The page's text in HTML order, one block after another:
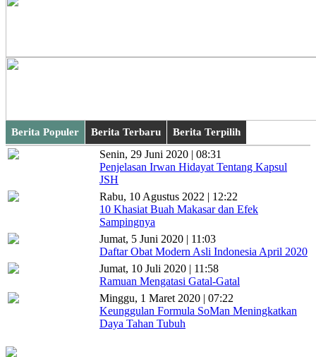
Berita Populer Berita Terbaru Berita Terpilih
Senin, 29 Juni 2020 | 08:31
Penjelasan Irwan Hidayat Tentang Kapsul
JSH
Rabu, 10 Agustus 2022 | 12:22
10 Khasiat Buah Makasar dan Efek
Sampingnya
Jumat, 5 Juni 2020 | 11:03
Daftar Obat Modern Asli Indonesia April 2020
Jumat, 10 Juli 2020 | 11:58
Ramuan Mengatasi Gatal-Gatal
Minggu, 1 Maret 2020 | 07:22
Keunggulan Formula SoMan Meningkatkan
Daya Tahan Tubuh